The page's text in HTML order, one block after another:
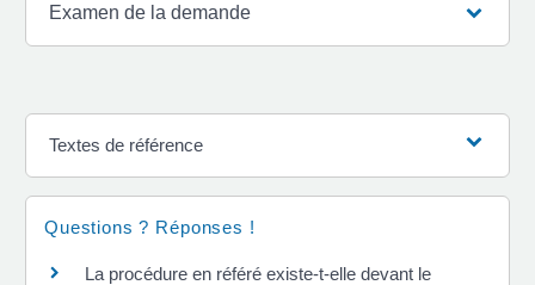
Examen de la demande
Textes de référence
Questions ? Réponses !
La procédure en référé existe-t-elle devant le